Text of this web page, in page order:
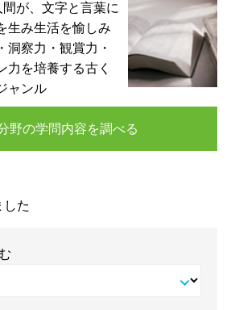
間が、文字と言葉に
生み生活を愉しみ
洞察力・観賞力・
力を培養する古く
ャンル
野の学問内容を調べる
した